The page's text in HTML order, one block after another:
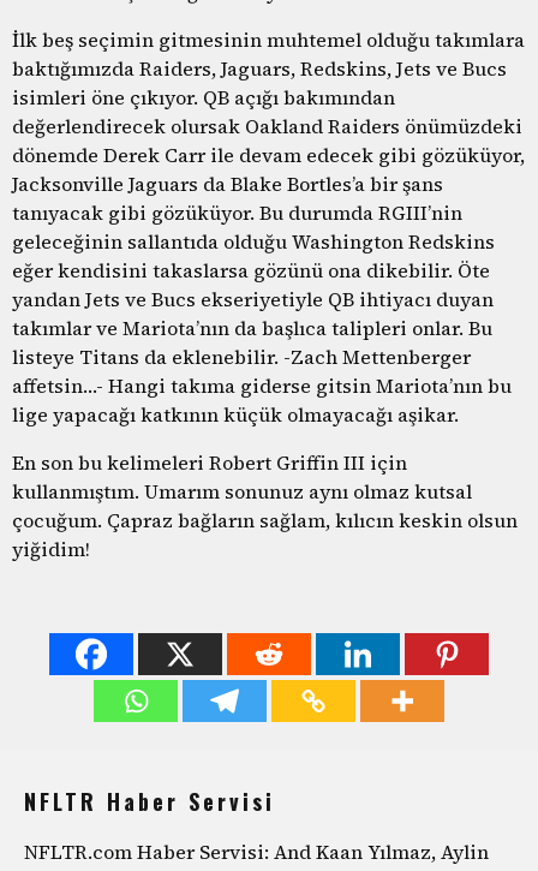
İlk beş seçimin gitmesinin muhtemel olduğu takımlara
baktığımızda Raiders, Jaguars, Redskins, Jets ve Bucs
isimleri öne çıkıyor. QB açığı bakımından
değerlendirecek olursak Oakland Raiders önümüzdeki
dönemde Derek Carr ile devam edecek gibi gözüküyor,
Jacksonville Jaguars da Blake Bortles’a bir şans
tanıyacak gibi gözüküyor. Bu durumda RGIII’nin
geleceğinin sallantıda olduğu Washington Redskins
eğer kendisini takaslarsa gözünü ona dikebilir. Öte
yandan Jets ve Bucs ekseriyetiyle QB ihtiyacı duyan
takımlar ve Mariota’nın da başlıca talipleri onlar. Bu
listeye Titans da eklenebilir. -Zach Mettenberger
affetsin…- Hangi takıma giderse gitsin Mariota’nın bu
lige yapacağı katkının küçük olmayacağı aşikar.
En son bu kelimeleri Robert Griffin III için
kullanmıştım. Umarım sonunuz aynı olmaz kutsal
çocuğum. Çapraz bağların sağlam, kılıcın keskin olsun
yiğidim!
NFLTR Haber Servisi
NFLTR.com Haber Servisi: And Kaan Yılmaz, Aylin